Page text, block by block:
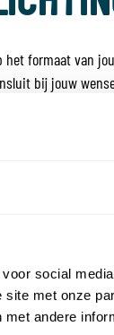
social
site met onze
andere
formaat van
bij jouw
en gaan
geïntegreerde